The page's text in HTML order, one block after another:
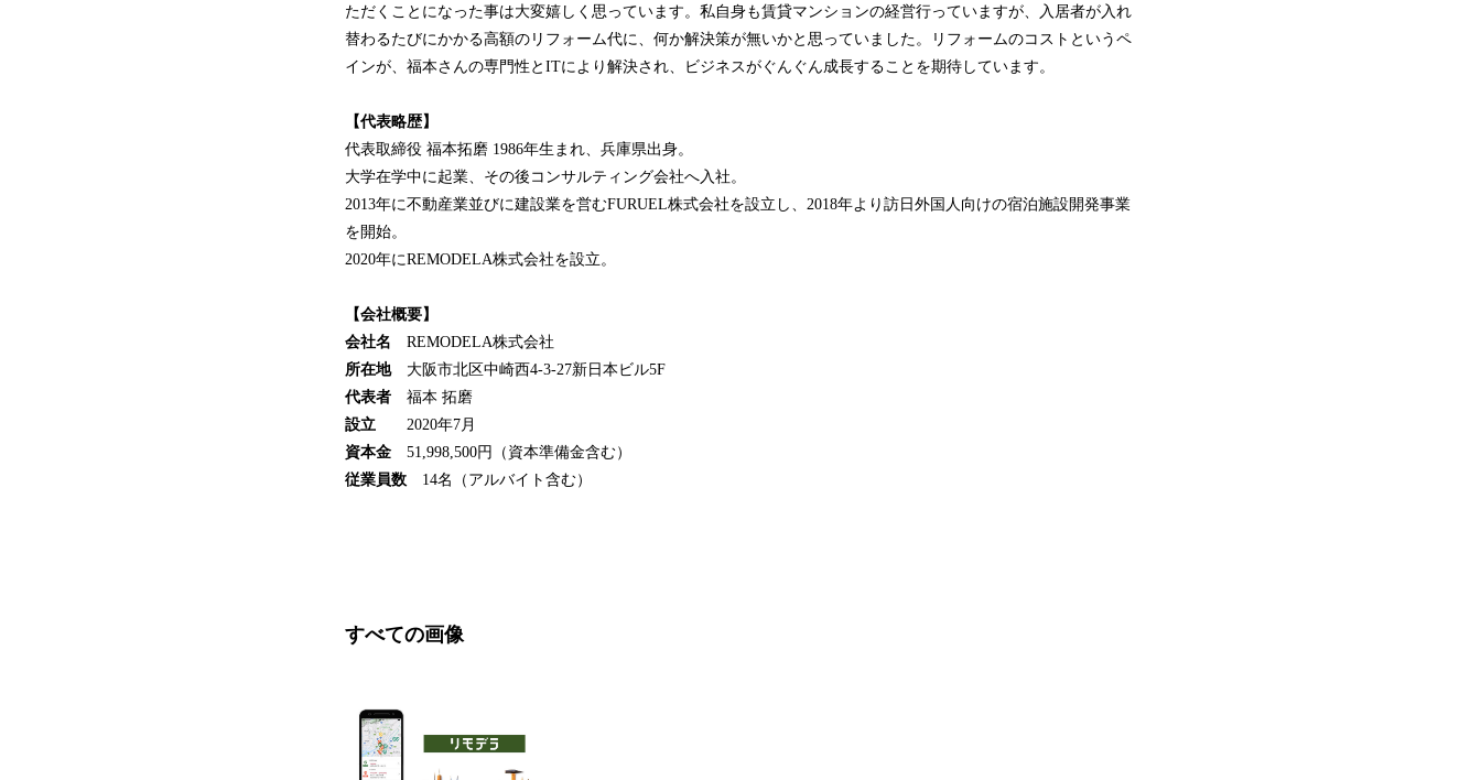
ただくことになった事は大変嬉しく思っています。私自身も賃貸マンションの経営行っていますが、入居者が入れ
替わるたびにかかる高額のリフォーム代に、何か解決策が無いかと思っていました。リフォームのコストというペ
インが、福本さんの専門性とITにより解決され、ビジネスがぐんぐん成長することを期待しています。
【代表略歴】
代表取締役 福本拓磨 1986年生まれ、兵庫県出身。
大学在学中に起業、その後コンサルティング会社へ入社。
2013年に不動産業並びに建設業を営むFURUEL株式会社を設立し、2018年より訪日外国人向けの宿泊施設開発事業
を開始。
2020年にREMODELA株式会社を設立。
【会社概要】
会社名 REMODELA株式会社
所在地大阪市北区中崎西4-3-27新日本ビル5F
代表者 福本 拓磨
設立 2020年7月
資本金 51,998,500円（資本準備金含む）
従業員数 14名（アルバイト含む）
すべての画像